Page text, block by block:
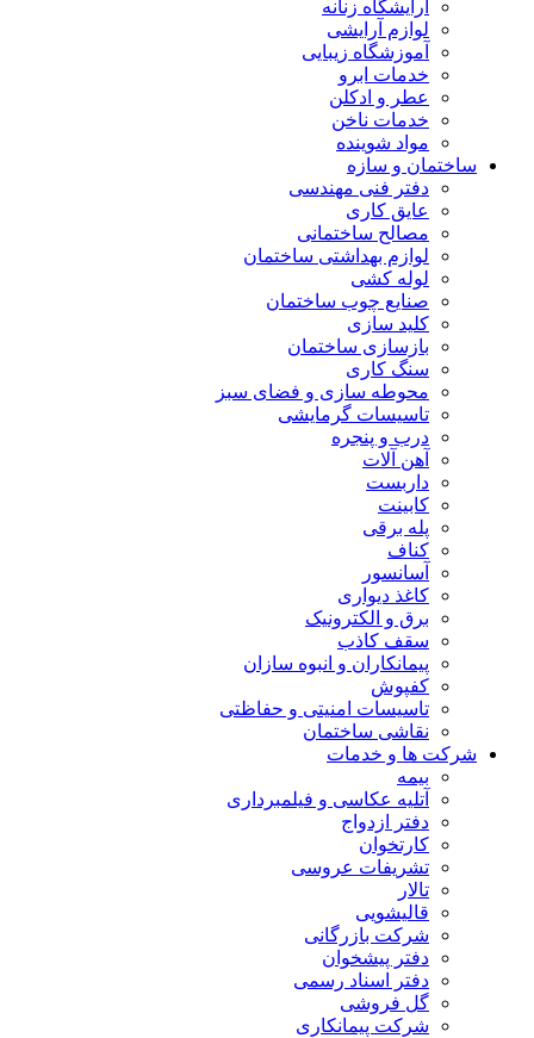
آرایشگاه زنانه
لوازم آرایشی
آموزشگاه زیبایی
خدمات ابرو
عطر و ادکلن
خدمات ناخن
مواد شوینده
ساختمان و سازه
دفتر فنی مهندسی
عایق کاری
مصالح ساختمانی
لوازم بهداشتی ساختمان
لوله کشی
صنایع چوب ساختمان
کلید سازی
بازسازی ساختمان
سنگ کاری
محوطه سازی و فضای سبز
تاسیسات گرمایشی
درب و پنجره
آهن آلات
داربست
کابینت
پله برقی
کناف
آسانسور
کاغذ دیواری
برق و الکترونیک
سقف کاذب
پیمانکاران و انبوه سازان
کفپوش
تاسیسات امنیتی و حفاظتی
نقاشی ساختمان
شرکت ها و خدمات
بیمه
آتلیه عکاسی و فیلمبرداری
دفتر ازدواج
کارتخوان
تشریفات عروسی
تالار
قالیشویی
شرکت بازرگانی
دفتر پیشخوان
دفتر اسناد رسمی
گل فروشی
شرکت پیمانکاری